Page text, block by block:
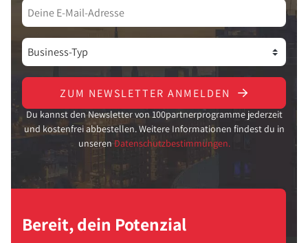
ZUM NEWSLETTER ANMELDEN
Du kannst den Newsletter von 100partnerprogramme jederzeit
und kostenfrei abbestellen. Weitere Informationen findest du in
unseren Datenschutzbestimmungen.
Bereit, dein Potenzial